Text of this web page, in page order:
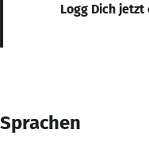
Logg Dich
Sprachen